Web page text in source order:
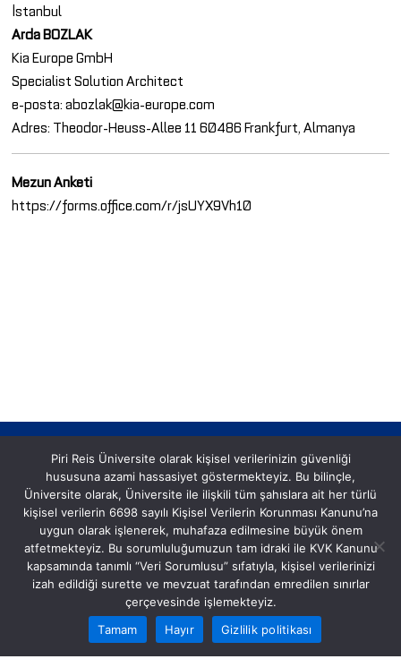
İstanbul
Arda BOZLAK
Kia Europe GmbH
Specialist Solution Architect
e-posta: abozlak@kia-europe.com
Adres: Theodor-Heuss-Allee 11 60486 Frankfurt, Almanya
Mezun Anketi
https://forms.office.com/r/jsUYX9Vh10
Postane, Eflatun Sk. No:8, 34940 Tuzla/İstanbul
Tel: (0216) 581 00 50
© 2024 PRU. Tüm hakları saklıdır.
Piri Reis Üniversite olarak kişisel verilerinizin güvenliği
hususuna azami hassasiyet göstermekteyiz. Bu bilinçle,
Üniversite olarak, Üniversite ile ilişkili tüm şahıslara ait her türlü
kişisel verilerin 6698 sayılı Kişisel Verilerin Korunması Kanunu’na
uygun olarak işlenerek, muhafaza edilmesine büyük önem
atfetmekteyiz. Bu sorumluluğumuzun tam idraki ile KVK Kanunu
kapsamında tanımlı “Veri Sorumlusu” sıfatıyla, kişisel verilerinizi
izah edildiği surette ve mevzuat tarafından emredilen sınırlar
çerçevesinde işlemekteyiz.
Tamam
Hayır Gizlilik politikası